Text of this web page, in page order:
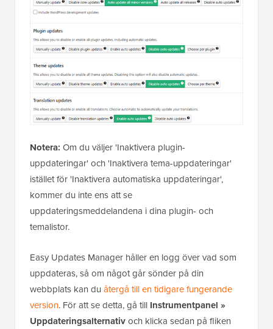
Notera: Om du väljer 'Inaktivera plugin-
uppdateringar' och 'Inaktivera tema-uppdateringar'
istället för 'Inaktivera automatiska uppdateringar',
kommer du inte ens att se
uppdateringsmeddelandena i dina plugin- och
temalistor.
Easy Updates Manager håller en logg över vad som
uppdateras, så om något går sönder på din
webbplats kan du återgå till en tidigare fungerande
version. För att se detta, gå till Instrumentpanel »
Uppdateringsalternativoch klicka sedan på fliken